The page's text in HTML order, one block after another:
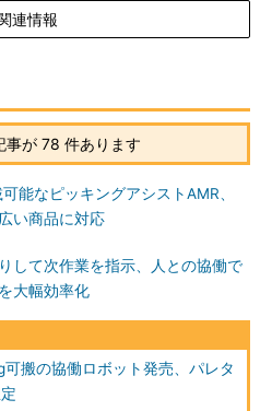
連情報
事が 78 件あります
能なピッキングアシストAMR、
い商品に対応
して次作業を指示、人との協働で
大幅効率化
搬の協働ロボット発売、パレタ